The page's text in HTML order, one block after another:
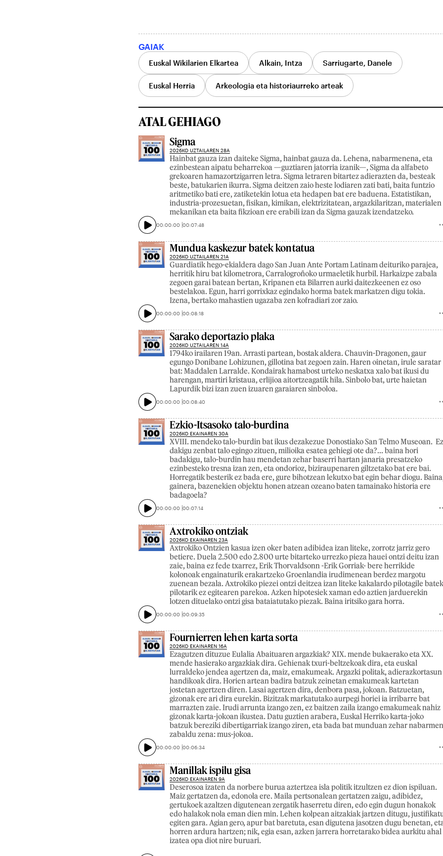
GAIAK
Euskal Wikilarien Elkartea Alkain, Intza Sarriugarte, Danele
Euskal Herria Arkeologia eta historiaurreko arteak
ATAL GEHIAGO
Sigma
2026KO UZTAILAREN 28A
Hainbat gauza izan daiteke Sigma, hainbat gauza da. Lehena, nabarmenena, eta
ezinbestean aipatu beharrekoa —guztiaren jatorria izanik—, Sigma da alfabeto
grekoaren hamazortzigarren letra. Sigma letraren bitartez adierazten da, besteak
beste, batukarien ikurra. Sigma deitzen zaio heste lodiaren zati bati, baita funtzio
aritmetiko bati ere, zatiketekin lotua eta hedapen bat ere baduena. Estatistikan,
industria-prozesuetan, fisikan, kimikan, elektrizitatean, argazkilaritzan, materialen
mekanikan eta baita fikzioan ere erabili izan da Sigma gauzak izendatzeko.
00:00:00 00:07:48
Mundua kaskezur batek kontatua
2026KO UZTAILAREN 21A
Guardiatik hego-ekialdera dago San Juan Ante Portam Latinam deituriko parajea,
herritik hiru bat kilometrora, Carralogroñoko urmaeletik hurbil. Harkaizpe zabala
zegoen garai batean bertan, Kripanen eta Bilarren aurki daitezkeenen ez oso
bestelakoa. Egun, harri gorrixkaz egindako horma batek markatzen digu tokia.
Izena, bertako mahastien ugazaba zen kofradiari zor zaio.
00:00:00 00:08:18
Sarako deportazio plaka
2026KO UZTAILAREN 14A
1794ko irailaren 19an. Arrasti partean, bostak aldera. Chauvin-Dragonen, gaur
egungo Donibane Lohizunen, gillotina bat zegoen zain. Haren oinetan, irule saratar
bat: Maddalen Larralde. Kondairak hamabost urteko neskatxa xalo bat ikusi du
harengan, martiri kristaua, erlijioa aitortzeagatik hila. Sinbolo bat, urte haietan
Lapurdik bizi izan zuen izuaren garaiaren sinboloa.
00:00:00 00:08:40
Ezkio-Itsasoko talo-burdina
2026KO EKAINAREN 30A
XVIII. mendeko talo-burdin bat ikus dezakezue Donostiako San Telmo Museoan. Ez
dakigu zenbat talo egingo zituen, milioika esatea gehiegi ote da?... baina hori
badakigu, talo-burdin hau mendetan zehar baserri hartan janaria presatzeko
ezinbesteko tresna izan zen, eta ondorioz, biziraupenaren giltzetako bat ere bai.
Horregatik besterik ez bada ere, gure bihotzean lekutxo bat egin behar diogu. Baina,
gainera, bazenekien objektu honen atzean ozeano baten tamainako historia ere
badagoela?
00:00:00 00:07:14
Axtrokiko ontziak
2026KO EKAINAREN 23A
Axtrokiko Ontzien kasua izen oker baten adibidea izan liteke, zorrotz jarriz gero
betiere. Duela 2.500 edo 2.800 urte bitarteko urrezko pieza hauei ontzi deitu izan
zaie, baina ez fede txarrez, Erik Thorvaldsonn -Erik Gorriak- bere herrikide
kolonoak engainaturik erakartzeko Groenlandia irudimenean berdez margotu
zuenean bezala. Axtrokiko piezei ontzi deitzea izan liteke kakalardo pilotagile batek
pilotarik ez egitearen parekoa. Azken hipotesiek xaman edo aztien jarduerekin
lotzen dituelako ontzi gisa bataiatutako piezak. Baina iritsiko gara horra.
00:00:00 00:09:35
Fournierren lehen karta sorta
2026KO EKAINAREN 16A
Ezagutzen dituzue Eulalia Abaituaren argazkiak? XIX. mende bukaerako eta XX.
mende hasierako argazkiak dira. Gehienak txuri-beltzekoak dira, eta euskal
lurraldeko jendea agertzen da, maiz, emakumeak. Argazki politak, adierazkortasun
handikoak dira. Horien artean badira batzuk zeinetan emakumeak kartetan
jostetan agertzen diren. Lasai agertzen dira, denbora pasa, jokoan. Batzuetan,
gizonak ere ari dira eurekin. Bizitzak markatutako aurpegi horiei ia irribarre bat
marrazten zaie. Irudi arrunta izango zen, ez baitzen zaila izango emakumeak nahiz
gizonak karta-jokoan ikustea. Datu guztien arabera, Euskal Herriko karta-joko
batzuk bereziki dibertigarriak izango ziren, eta bada bat munduan zehar nabarmen
zabaldu zena: mus-jokoa.
00:00:00 00:06:34
Manillak ispilu gisa
2026KO EKAINAREN 9A
Deserosoa izaten da norbere burua aztertzea isla politik itzultzen ez dion ispiluan.
Maiz gertatzen da, edonola ere. Maila pertsonalean gertatzen zaigu, adibidez,
gertukoek azaltzen digutenean zergatik haserretu diren, edo egin dugun honakok
edo halakok nola eman dien min. Lehen kolpean aitzakiak jartzen ditugu,
egiten gara. Agian gero, apur bat baretuta, esan digutena jasotzen dugu benetan,
horren ardura hartzen; nik, egia esan, azken jarrera horretarako bidea aurkitu ahal
izatea opa diot nire buruari.